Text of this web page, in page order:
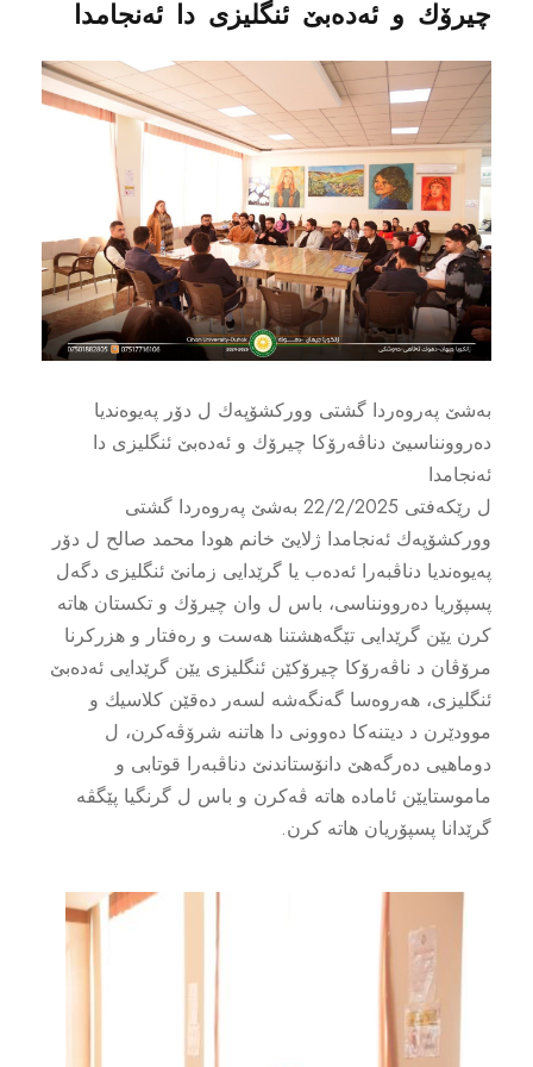
چیرۆك و ئه‌ده‌بێ ئنگلیزى دا ئه‌نجامدا
به‌شێ په‌روه‌ردا گشتى ووركشۆپه‌ك ل دۆر په‌یوه‌ندیا
ده‌روونناسیێ دناڤه‌رۆكا چیرۆك و ئه‌ده‌بێ ئنگلیزى دا
ئه‌نجامدا
ل رێكه‌فتى 22/2/2025 به‌شێ په‌روه‌ردا گشتى
ووركشۆپه‌ك ئه‌نجامدا ژلایێ خانم هودا محمد صالح ل دۆر
په‌یوه‌ندیا دناڤبه‌را ئه‌ده‌ب یا گرێدایى زمانێ ئنگلیزى دگه‌ل
پسپۆریا ده‌روونناسى، باس ل وان چیرۆك و تكستان هاته‌
كرن یێن گرێدایى تێگه‌هشتنا هه‌ست و ره‌فتار و هزركرنا
مرۆڤان د ناڤه‌رۆكا چیرۆكێن ئنگلیزى یێن گرێدایى ئه‌ده‌بێ
ئنگلیزى، هه‌روه‌سا گه‌نگه‌شه‌ لسه‌ر ده‌قێن كلاسیك و
موودێرن د دیتنه‌كا ده‌وونى دا هاتنه‌ شرۆڤه‌كرن، ل
دوماهیى ده‌رگه‌هێ دانۆستاندنێ دناڤبه‌را قوتابى و
ماموستایێن ئاماده‌ هاته‌ ڤه‌كرن و باس ل گرنگیا پێگڤه‌
گرێدانا پسپۆریان هاته‌ كرن.